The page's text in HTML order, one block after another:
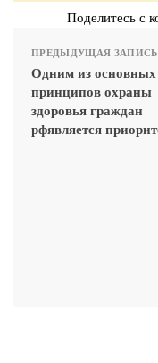
Поделитесь с
ПРЕДЫДУЩАЯ ЗАПИСЬ
Одним из основных
принципов охраны
здоровья граждан
рфявляется